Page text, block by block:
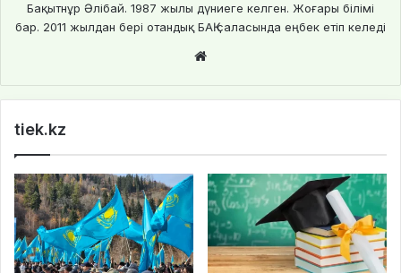
Бақытнұр Әлібай. 1987 жылы дүниеге келген. Жоғары білімі
бар. 2011 жылдан бері отандық БАҚ саласында еңбек етіп келеді
te
tiek.kz